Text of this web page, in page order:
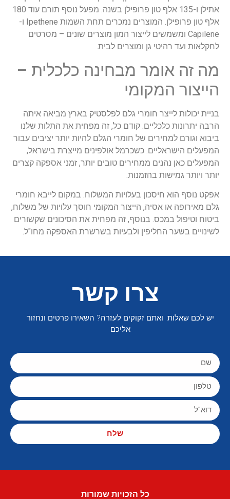
אתילן ו-135 אלף טון פרופילן בשנה. מפעל נוסף תורם עוד 180
אלף טון פרופילן. המוצרים נמכרים תחת השמות Ipethene ו-
Capilene ומשמשים לייצור המון מוצרים שונים – מסרטים
לחקלאות ועד רהיטי גן ומוצרים לבית.
מה זה אומר מבחינה כלכלית –
הייצור המקומי
בניית יכולות לייצר חומרי גלם לפלסטיק בארץ מביאה איתה
הרבה יתרונות כלכליים. קודם כל, זה מפחית את התלות שלנו
ביבוא וגורם למחירים של חומרי הגלם להיות יותר יציבים עבור
המפעלים הישראליים. כשכרמל אולפינים מייצרת בישראל,
המפעלים כאן נהנים ממחירים טובים יותר, זמני אספקה קצרים
יותר ויותר גמישות בהזמנות.
אפקט נוסף הוא חיסכון בעלויות המשלוח. במקום לייבא חומרי
גלם מאירופה או אסיה, הייצור המקומי חוסך עלויות של משלוח,
ביטוח וטיפול במכס. בנוסף, זה מפחית את הסיכונים שקשורים
לשינויים בשער החליפין ולבעיות בשרשרת האספקה מחו"ל.
צרו קשר
יש לכם שאלות ואתם זקוקים לעזרה? השאירו פרטים ונחזור
אליכם
שלח
כל הזכויות שמורות